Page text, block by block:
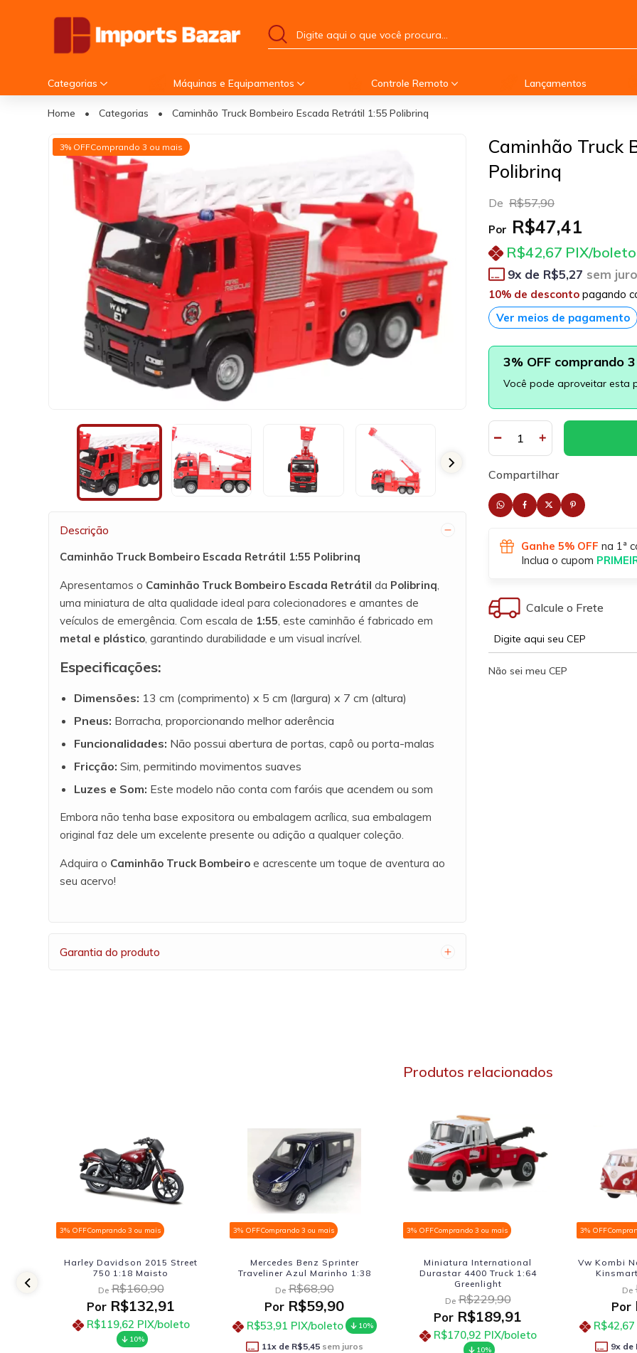
Categorias Máquinas e Equipamentos Controle Remoto Lançamentos
Home • Categorias • Caminhão Truck Bombeiro Escada Retrátil 1:55 Polibrinq
3% OFFComprando 3 ou mais
Descrição
Caminhão Truck Bombeiro Escada Retrátil 1:55 Polibrinq
Apresentamos o Caminhão Truck Bombeiro Escada Retrátil da Polibrinq,
uma miniatura de alta qualidade ideal para colecionadores e amantes de
veículos de emergência. Com escala de 1:55, este caminhão é fabricado em
metal e plástico, garantindo durabilidade e um visual incrível.
Especificações:
Dimensões: 13 cm (comprimento) x 5 cm (largura) x 7 cm (altura)
Pneus: Borracha, proporcionando melhor aderência
Funcionalidades: Não possui abertura de portas, capô ou porta-malas
Fricção: Sim, permitindo movimentos suaves
Luzes e Som: Este modelo não conta com faróis que acendem ou som
Embora não tenha base expositora ou embalagem acrílica, sua embalagem
original faz dele um excelente presente ou adição a qualquer coleção.
Adquira o Caminhão Truck Bombeiro e acrescente um toque de aventura ao
seu acervo!
Garantia do produto
Caminhão Truck
Polibrinq
De R$57,90
Por R$47,41
R$42,67 PIX/boleto
9x de R$5,27 sem
10% de desconto pagando
Ver meios de pagamento
3% OFF comprando
Você pode aproveitar esta
Compartilhar
Ganhe 5% OFF na 1ª
Inclua o cupom
Calcule o Frete
Não sei meu CEP
Produtos relacionados
3% OFFComprando 3 ou mais
Caminhão Mercedes Benz 1935
Trucado Branco 1:32
De R$1.034,90
Por R$854,91
R$769,42 PIX/boleto
10%
3% OFFComprando 3 ou mais
Vw Kombi Nacional Metal 1962
Kinsmart 1:32 Amarelo e Bege
De R$57,90
Por R$47,41
R$42,67 PIX/boleto 10%
9x de R$5,27sem juros
3% OFFComprando 3 ou mais
Vw Kombi Nacional Metal 1962
Kinsmart 1:32 Laranja e Bege
De R$57,90
PorR$47,41
R$42,67 PIX/boleto
R$5,27sem juros
3% OFF
Harley
750
De
Por